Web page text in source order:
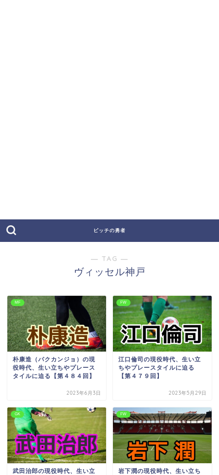
ピッチの勇者
― TAG ―
ヴィッセル神戸
MF
朴康造（パクカンジョ）の現
役時代、生い立ちやプレース
タイルに迫る【第４８４回】
2023年6月3日
FW
江口倫司の現役時代、生い立
ちやプレースタイルに迫る
【第４７９回】
2023年5月29日
GK
武田治郎の現役時代、生い立
FW
岩下潤の現役時代、生い立ち